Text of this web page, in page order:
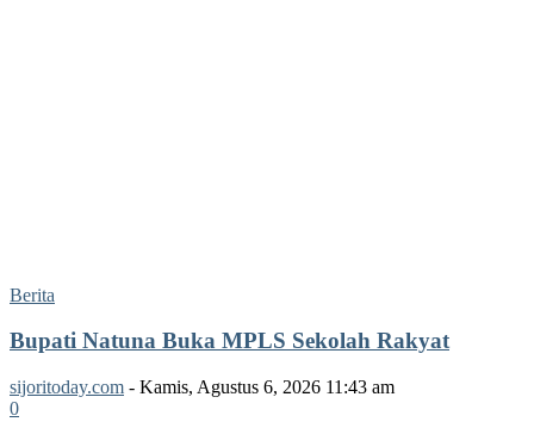
Berita
Bupati Natuna Buka MPLS Sekolah Rakyat
sijoritoday.com - Kamis, Agustus 6, 2026 11:43 am
0